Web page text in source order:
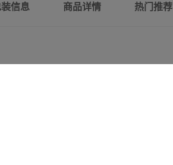
信息 商品详情 热门推荐